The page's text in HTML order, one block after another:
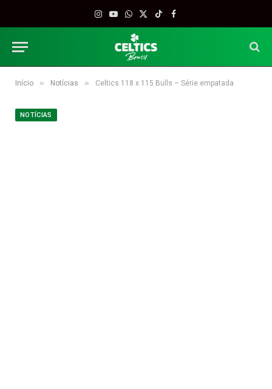
Instagram
YouTube
WhatsApp
X
TikTokFacebook
Início » Notícias » Celtics 118 x 115 Bulls – Série empatada
NOTÍCIAS